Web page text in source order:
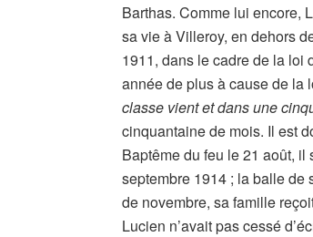
Barthas. Comme lui encore,
sa vie à Villeroy, en dehors
1911, dans le cadre de la loi
année de plus à cause de la
classe vient et dans une
cinquantaine de mois. Il est
Baptême du feu le 21 août, il
septembre 1914 ; la balle de
de novembre, sa famille
Lucien n’avait pas cessé